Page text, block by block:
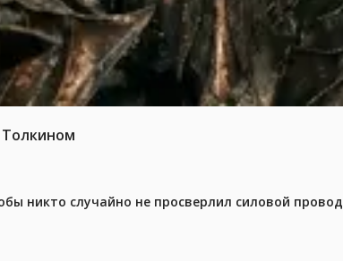
Толкином
никто случайно не просверлил силовой провод